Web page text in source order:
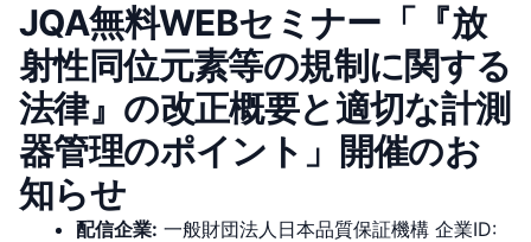
JQA無料WEBセミナー「『放
射性同位元素等の規制に関する
法律』の改正概要と適切な計測
器管理のポイント」開催のお
知らせ
配信企業: 一般財団法人日本品質保証機構 企業ID: